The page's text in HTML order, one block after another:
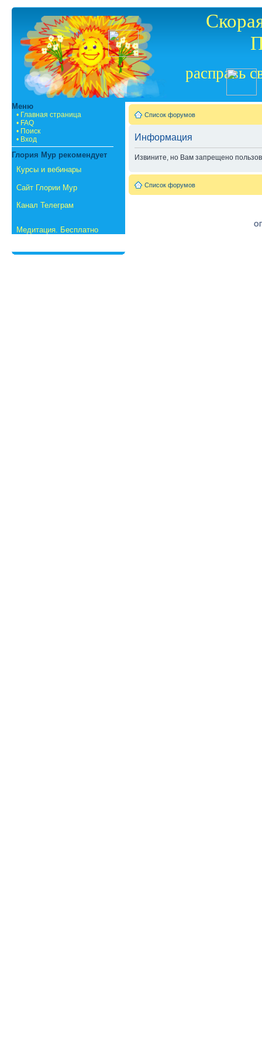
расправь
Меню
• Главная страница
• FAQ
• Поиск
• Вход
Глория Мур рекомендует
Курсы и вебинары
Сайт Глории Мур
Канал Телеграм
Медитация. Бесплатно
Список форумов
Информация
Извините, но Вам запрещено
Список форумов